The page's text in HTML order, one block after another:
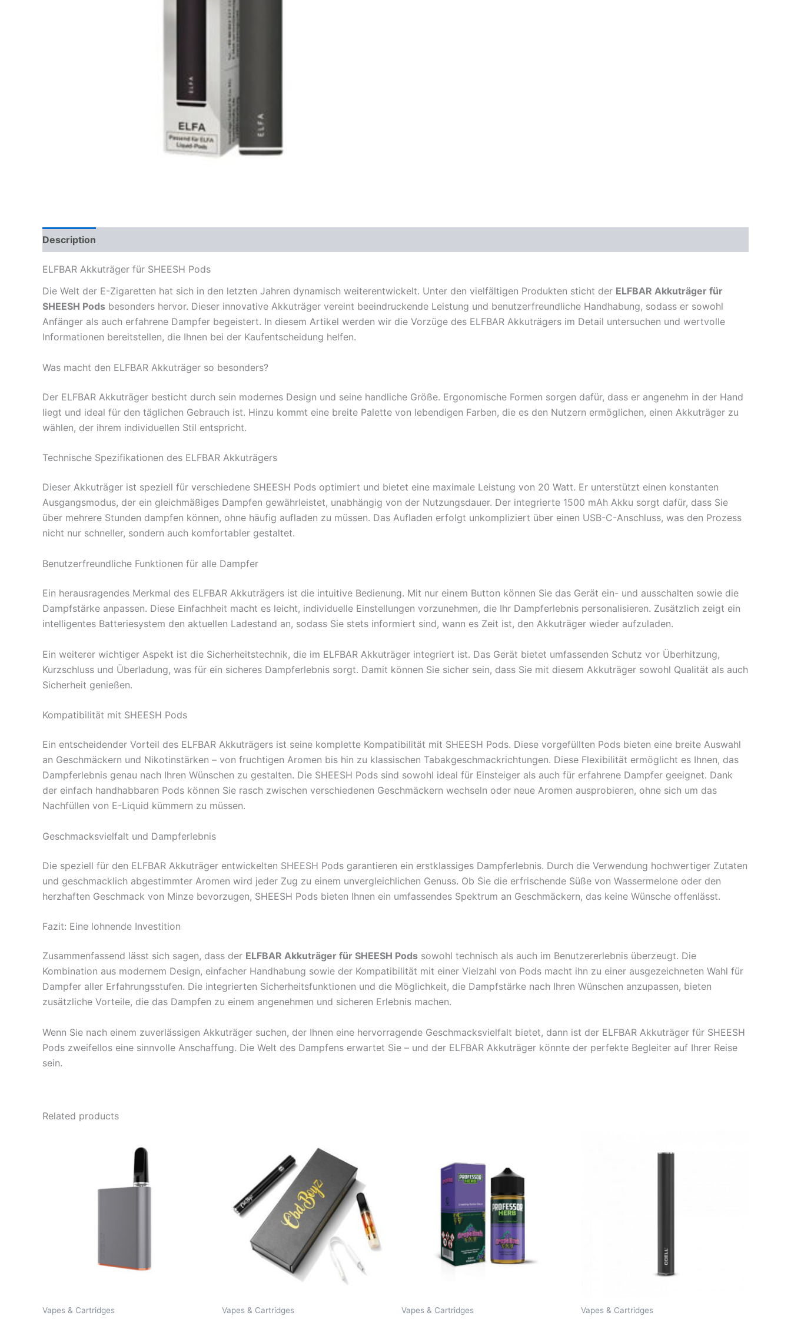
Description
ELFBAR Akkuträger für SHEESH Pods
Die Welt der E-Zigaretten hat sich in den letzten Jahren dynamisch weiterentwickelt. Unter den vielfältigen Produkten sticht der ELFBAR Akkuträger für
SHEESH Pods besonders hervor. Dieser innovative Akkuträger vereint beeindruckende Leistung und benutzerfreundliche Handhabung, sodass er sowohl
Anfänger als auch erfahrene Dampfer begeistert. In diesem Artikel werden wir die Vorzüge des ELFBAR Akkuträgers im Detail untersuchen und wertvolle
Informationen bereitstellen, die Ihnen bei der Kaufentscheidung helfen.
Was macht den ELFBAR Akkuträger so besonders?
Der ELFBAR Akkuträger besticht durch sein modernes Design und seine handliche Größe. Ergonomische Formen sorgen dafür, dass er angenehm in der Hand
liegt und ideal für den täglichen Gebrauch ist. Hinzu kommt eine breite Palette von lebendigen Farben, die es den Nutzern ermöglichen, einen Akkuträger zu
wählen, der ihrem individuellen Stil entspricht.
Technische Spezifikationen des ELFBAR Akkuträgers
Dieser Akkuträger ist speziell für verschiedene SHEESH Pods optimiert und bietet eine maximale Leistung von 20 Watt. Er unterstützt einen konstanten
Ausgangsmodus, der ein gleichmäßiges Dampfen gewährleistet, unabhängig von der Nutzungsdauer. Der integrierte 1500 mAh Akku sorgt dafür, dass Sie
über mehrere Stunden dampfen können, ohne häufig aufladen zu müssen. Das Aufladen erfolgt unkompliziert über einen USB-C-Anschluss, was den Prozess
nicht nur schneller, sondern auch komfortabler gestaltet.
Benutzerfreundliche Funktionen für alle Dampfer
Ein herausragendes Merkmal des ELFBAR Akkuträgers ist die intuitive Bedienung. Mit nur einem Button können Sie das Gerät ein- und ausschalten sowie die
Dampfstärke anpassen. Diese Einfachheit macht es leicht, individuelle Einstellungen vorzunehmen, die Ihr Dampferlebnis personalisieren. Zusätzlich zeigt ein
intelligentes Batteriesystem den aktuellen Ladestand an, sodass Sie stets informiert sind, wann es Zeit ist, den Akkuträger wieder aufzuladen.
Ein weiterer wichtiger Aspekt ist die Sicherheitstechnik, die im ELFBAR Akkuträger integriert ist. Das Gerät bietet umfassenden Schutz vor Überhitzung,
Kurzschluss und Überladung, was für ein sicheres Dampferlebnis sorgt. Damit können Sie sicher sein, dass Sie mit diesem Akkuträger sowohl Qualität als auch
Sicherheit genießen.
Kompatibilität mit SHEESH Pods
Ein entscheidender Vorteil des ELFBAR Akkuträgers ist seine komplette Kompatibilität mit SHEESH Pods. Diese vorgefüllten Pods bieten eine breite Auswahl
an Geschmäckern und Nikotinstärken – von fruchtigen Aromen bis hin zu klassischen Tabakgeschmackrichtungen. Diese Flexibilität ermöglicht es Ihnen, das
Dampferlebnis genau nach Ihren Wünschen zu gestalten. Die SHEESH Pods sind sowohl ideal für Einsteiger als auch für erfahrene Dampfer geeignet. Dank
der einfach handhabbaren Pods können Sie rasch zwischen verschiedenen Geschmäckern wechseln oder neue Aromen ausprobieren, ohne sich um das
Nachfüllen von E-Liquid kümmern zu müssen.
Geschmacksvielfalt und Dampferlebnis
Die speziell für den ELFBAR Akkuträger entwickelten SHEESH Pods garantieren ein erstklassiges Dampferlebnis. Durch die Verwendung hochwertiger Zutaten
und geschmacklich abgestimmter Aromen wird jeder Zug zu einem unvergleichlichen Genuss. Ob Sie die erfrischende Süße von Wassermelone oder den
herzhaften Geschmack von Minze bevorzugen, SHEESH Pods bieten Ihnen ein umfassendes Spektrum an Geschmäckern, das keine Wünsche offenlässt.
Fazit: Eine lohnende Investition
Zusammenfassend lässt sich sagen, dass der ELFBAR Akkuträger für SHEESH Pods sowohl technisch als auch im Benutzererlebnis überzeugt. Die
Kombination aus modernem Design, einfacher Handhabung sowie der Kompatibilität mit einer Vielzahl von Pods macht ihn zu einer ausgezeichneten Wahl für
Dampfer aller Erfahrungsstufen. Die integrierten Sicherheitsfunktionen und die Möglichkeit, die Dampfstärke nach Ihren Wünschen anzupassen, bieten
zusätzliche Vorteile, die das Dampfen zu einem angenehmen und sicheren Erlebnis machen.
Wenn Sie nach einem zuverlässigen Akkuträger suchen, der Ihnen eine hervorragende Geschmacksvielfalt bietet, dann ist der ELFBAR Akkuträger für SHEESH
Pods zweifellos eine sinnvolle Anschaffung. Die Welt des Dampfens erwartet Sie – und der ELFBAR Akkuträger könnte der perfekte Begleiter auf Ihrer Reise
sein.
Related products
Vapes & Cartridges Vapes & Cartridges Vapes & Cartridges Vapes & Cartridges